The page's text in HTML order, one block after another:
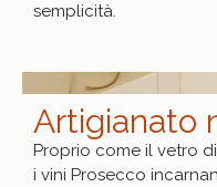
semplicità.
Artigianato
Proprio come il vetro
i vini Prosecco